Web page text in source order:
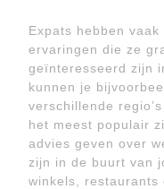
Expats hebben
ervaringen die ze
geïnteresseerd zijn
kunnen je
verschillende
het meest populair
advies geven over
zijn in de buurt van
winkels, restaurants